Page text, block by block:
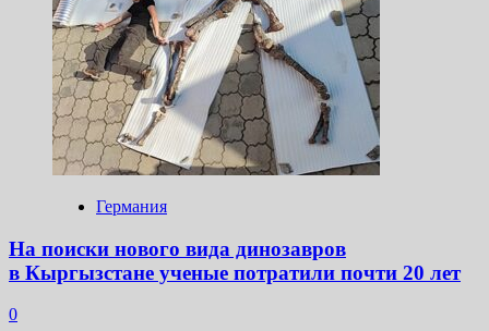
Германия
На поиски нового вида динозавров
в Кыргызстане ученые потратили почти 20 лет
0